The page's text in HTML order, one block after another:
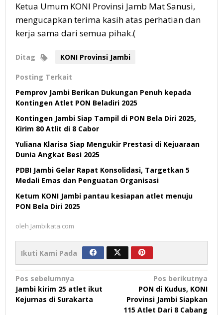
Ketua Umum KONI Provinsi Jamb Mat Sanusi,
mengucapkan terima kasih atas perhatian dan
kerja sama dari semua pihak.(
Ditag KONI Provinsi Jambi
Posting Terkait
Pemprov Jambi Berikan Dukungan Penuh kepada
Kontingen Atlet PON Beladiri 2025
Kontingen Jambi Siap Tampil di PON Bela Diri 2025,
Kirim 80 Atlit di 8 Cabor
Yuliana Klarisa Siap Mengukir Prestasi di Kejuaraan
Dunia Angkat Besi 2025
PDBI Jambi Gelar Rapat Konsolidasi, Targetkan 5
Medali Emas dan Penguatan Organisasi
Ketum KONI Jambi pantau kesiapan atlet menuju
PON Bela Diri 2025
oleh Jambikata.com
Ikuti Kami Pada
Navigasi
pos
Pos sebelumnya
Jambi kirim 25 atlet ikut
Kejurnas di Surakarta
Pos berikutnya
PON di Kudus, KONI
Provinsi Jambi Siapkan
115 Atlet Dari 8 Cabang